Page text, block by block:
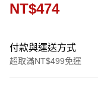
NT$474
付款與運送方式
超取滿NT$499免運